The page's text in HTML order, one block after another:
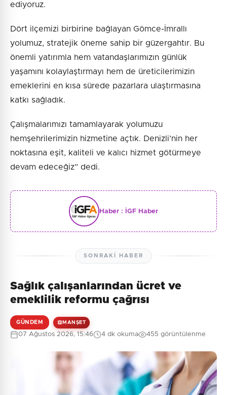
ediyoruz.
Dört ilçemizi birbirine bağlayan Gömce-İmrallı
yolumuz, stratejik öneme sahip bir güzergahtır. Bu
önemli yatırımla hem vatandaşlarımızın günlük
yaşamını kolaylaştırmayı hem de üreticilerimizin
emeklerini en kısa sürede pazarlara ulaştırmasına
katkı sağladık.
Çalışmalarımızı tamamlayarak yolumuzu
hemşehrilerimizin hizmetine açtık. Denizli’nin her
noktasına eşit, kaliteli ve kalıcı hizmet götürmeye
devam edeceğiz” dedi.
Haber : İGF Haber
SONRAKI HABER
Sağlık çalışanlarından ücret ve
emeklilik reformu çağrısı
GÜNDEM MANŞET
07 Ağustos 2026, 15:46 4 dk okuma 455 görüntülenme